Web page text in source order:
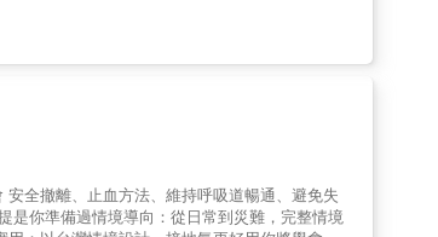
進入第四期，整個衰退速度都會加快。
展30秒，不
詳盡，讓人理解動作背後的原理。 3. 簡單的伸
全撤離、止血方法、維持呼吸道暢通、避免失
是你準備過情境導向：從日常到災難，完整情境